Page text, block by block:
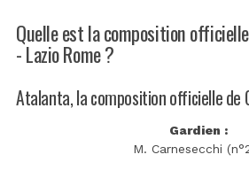
Quelle est la composition
- Lazio Rome ?
Atalanta, la composition officielle de
Gardien :
M. Carnesecchi